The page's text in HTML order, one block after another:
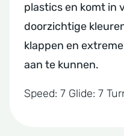
plastics en komt in
doorzichtige
klappen en
aan te kunnen.
Speed: 7 Glide: 7